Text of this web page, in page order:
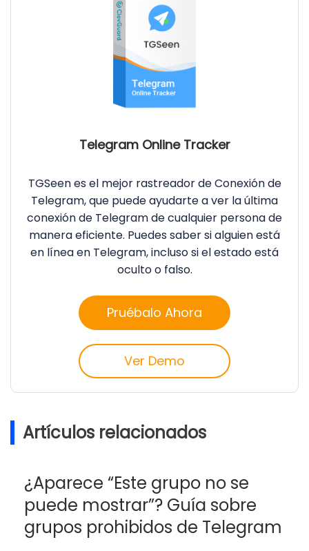
Telegram Online Tracker
TGSeen es el mejor rastreador de Conexión de
Telegram, que puede ayudarte a ver la última
conexión de Telegram de cualquier persona de
manera eficiente. Puedes saber si alguien está
en línea en Telegram, incluso si el estado está
oculto o falso.
Pruébalo Ahora
Ver Demo
Artículos relacionados
¿Aparece “Este grupo no se
puede mostrar”? Guía sobre
grupos prohibidos de Telegram